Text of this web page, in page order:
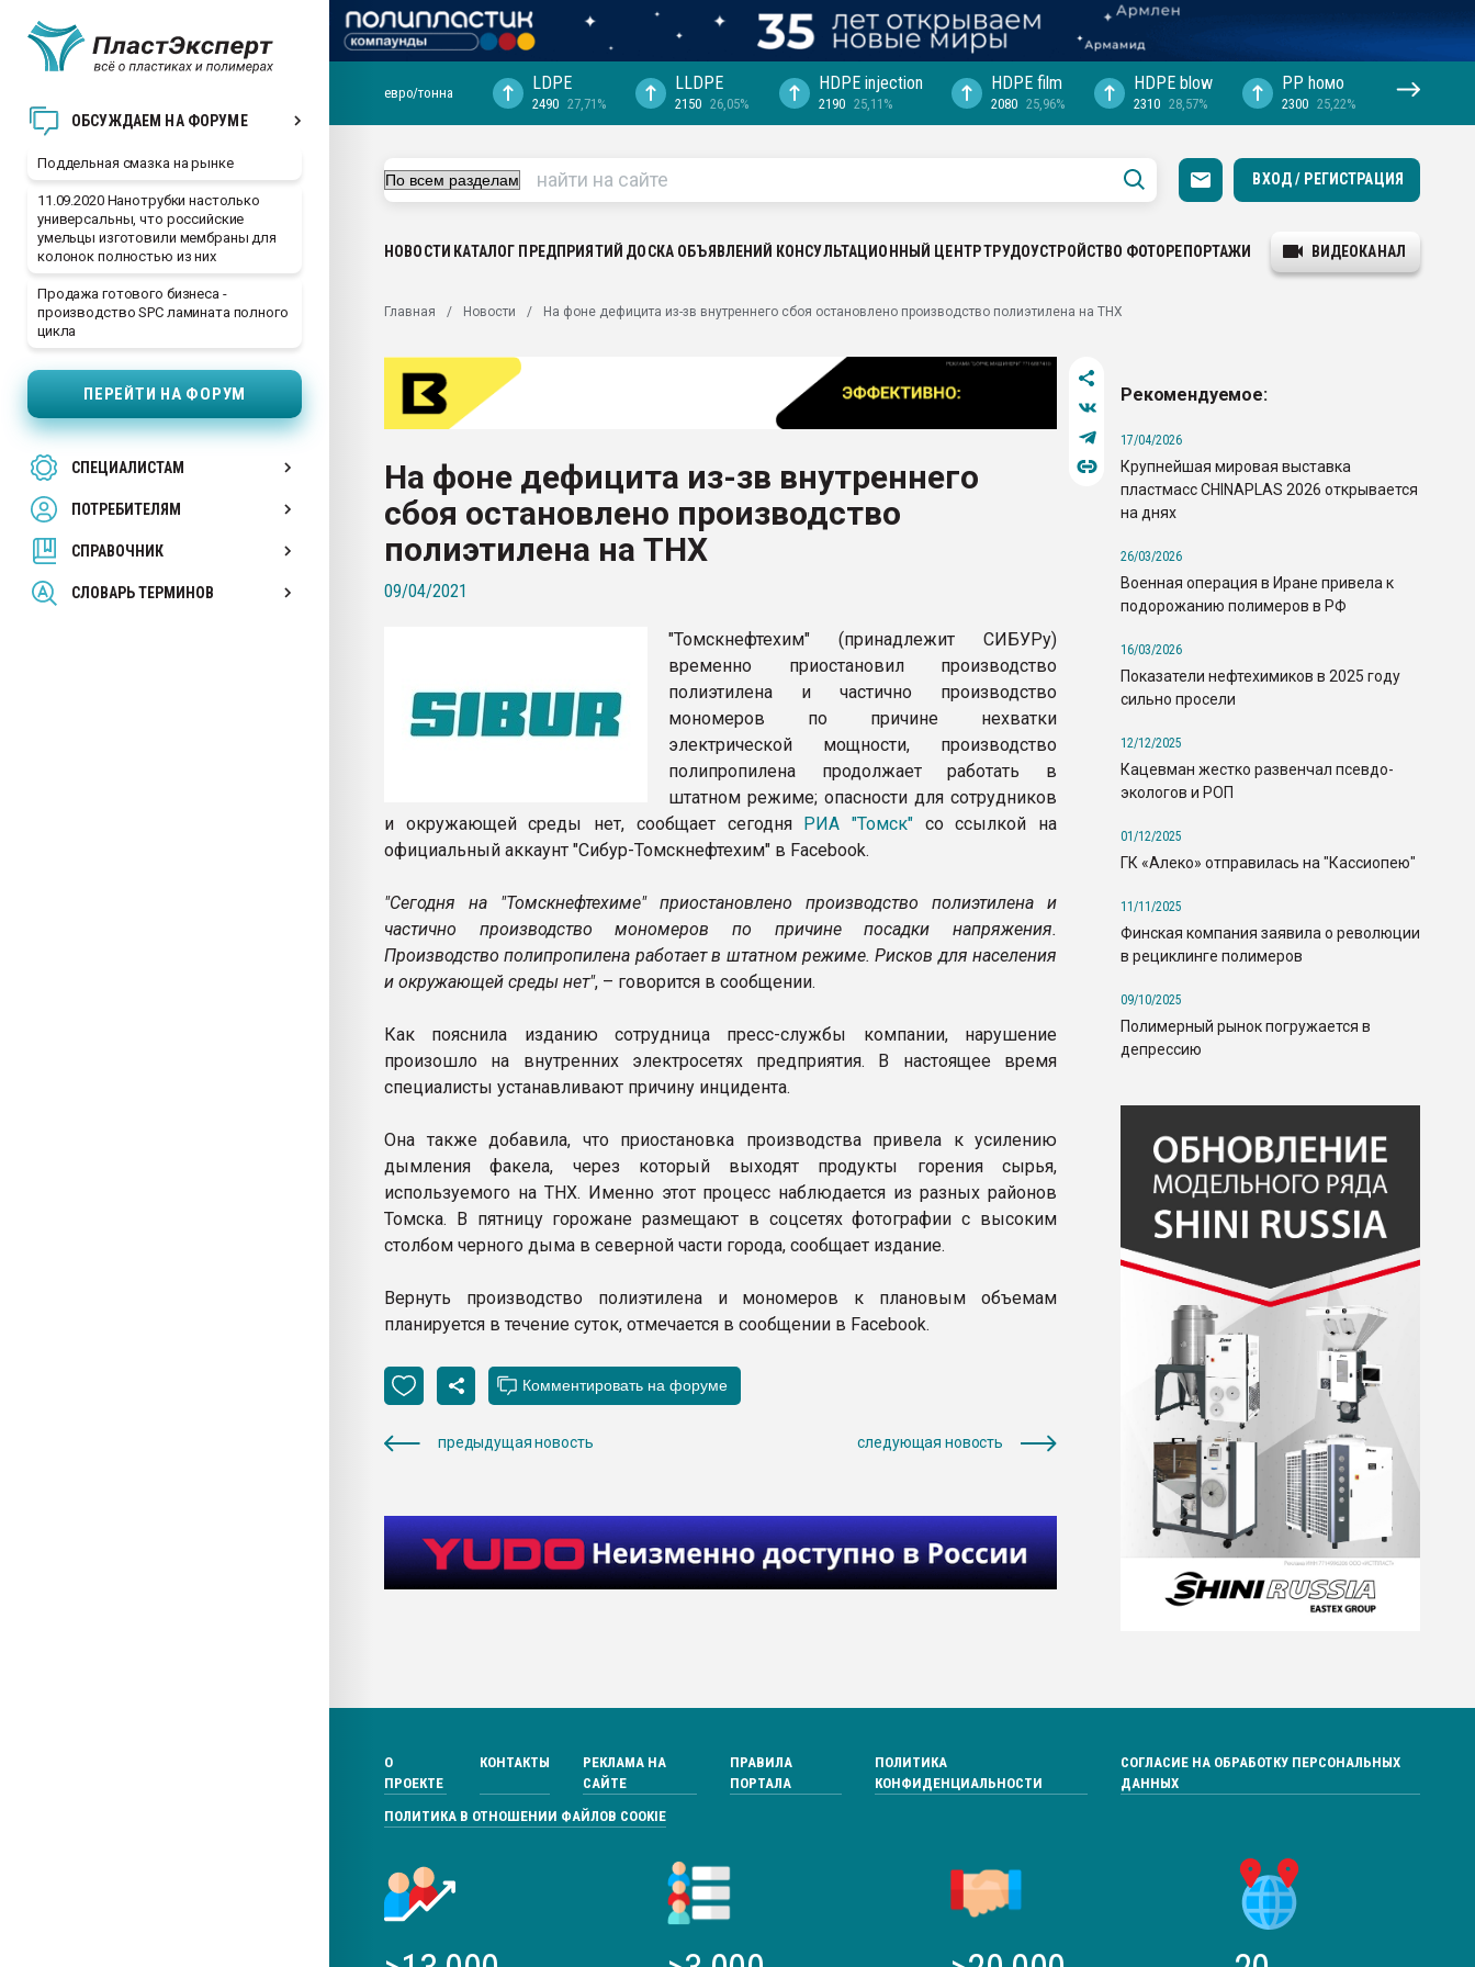
ОБСУЖДАЕМ НА ФОРУМЕ
Поддельная смазка на рынке
11.09.2020 Нанотрубки настолько
универсальны, что российские
умельцы изготовили мембраны для
колонок полностью из них
Продажа готового бизнеса -
производство SPC ламината полного
цикла
ПЕРЕЙТИ НА ФОРУМ
СПЕЦИАЛИСТАМ
ПОТРЕБИТЕЛЯМ
СПРАВОЧНИК
СЛОВАРЬ ТЕРМИНОВ
ближайшее подмосковье, с.-в.
Подмосковье, Москва
первый план в переработке
28.07.2026 "Технониколь" довольна
Всё, что касается выдува ПЭТ
Материал поверхности пуансона для
Продам отходы Композиция
поликарбоната и АБС-пластика
Armaloy PC/ABS-1IM черный цвет
евро/тонна LDPE
2490 27,71%
LLDPE
2150 26,05%
HDPE injection
2190 25,11%
HDPE film
2080 25,96%
HDPE blow
2310 28,57%
PP hомо
2300 25,22%
ВХОД / РЕГИСТРАЦИЯ
НОВОСТИ КАТАЛОГ ПРЕДПРИЯТИЙ ДОСКА ОБЪЯВЛЕНИЙ КОНСУЛЬТАЦИОННЫЙ ЦЕНТРТРУДОУСТРОЙСТВО ФОТОРЕПОРТАЖИ ВИДЕОКАНАЛ
Главная Новости На фоне дефицита из-зв внутреннего сбоя остановлено производство полиэтилена на ТНХ
На фоне дефицита из-зв внутреннего
сбоя остановлено производство
полиэтилена на ТНХ
09/04/2021
"Томскнефтехим" (принадлежит СИБУРу)
временно приостановил производство
полиэтилена и частично производство
мономеров по причине нехватки
электрической мощности, производство
полипропилена продолжает работать в
штатном режиме; опасности для сотрудников
и окружающей среды нет, сообщает сегодня
РИА "Томск"со ссылкой на
официальный аккаунт "Сибур-Томскнефтехим" в Facebook.
"Сегодня на "Томскнефтехиме" приостановлено производство полиэтилена и
частично производство мономеров по причине посадки напряжения.
Производство полипропилена работает в штатном режиме. Рисков для населения
и окружающей среды нет", – говорится в сообщении.
Как пояснила изданию сотрудница пресс-службы компании, нарушение
произошло на внутренних электросетях предприятия. В настоящее время
специалисты устанавливают причину инцидента.
Она также добавила, что приостановка производства привела к усилению
дымления факела, через который выходят продукты горения сырья,
используемого на ТНХ. Именно этот процесс наблюдается из разных районов
Томска. В пятницу горожане размещают в соцсетях фотографии с высоким
столбом черного дыма в северной части города, сообщает издание.
Вернуть производство полиэтилена и мономеров к плановым объемам
планируется в течение суток, отмечается в сообщении в Facebook.
предыдущая новость следующая новость
Рекомендуемое:
17/04/2026
Крупнейшая мировая выставка
пластмасс CHINAPLAS 2026 открывается
на днях
26/03/2026
Военная операция в Иране привела к
подорожанию полимеров в РФ
16/03/2026
Показатели нефтехимиков в 2025 году
сильно просели
12/12/2025
Кацевман жестко развенчал псевдо-
экологов и РОП
01/12/2025
ГК «Алеко» отправилась на "Кассиопею"
11/11/2025
Финская компания заявила о революции
в рециклинге полимеров
09/10/2025
Полимерный рынок погружается в
депрессию
О
ПРОЕКТЕ
КОНТАКТЫ
РЕКЛАМА НА
САЙТЕ
ПРАВИЛА
ПОРТАЛА
ПОЛИТИКА
КОНФИДЕНЦИАЛЬНОСТИ
СОГЛАСИЕ НА ОБРАБОТКУ ПЕРСОНАЛЬНЫХ
ДАННЫХ
ПОЛИТИКА В ОТНОШЕНИИ ФАЙЛОВ COOKIE